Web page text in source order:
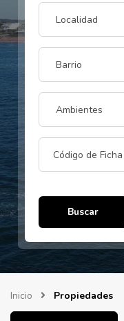
Buscar
Inicio Propiedades